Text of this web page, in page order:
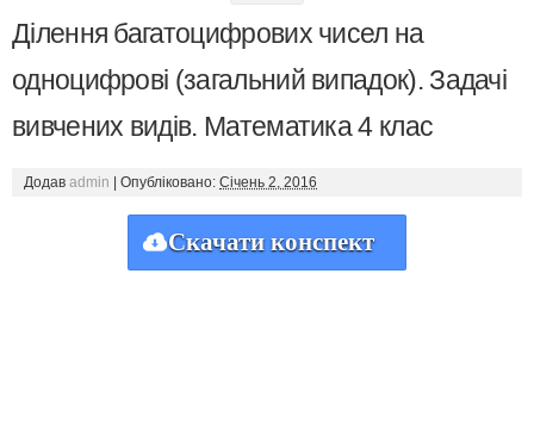
Ділення багатоцифрових чисел на
одноцифрові (загальний випадок). Задачі
вивчених видів. Математика 4 клас
Додав admin Опубліковано: Січень 2, 2016
Скачати конспект